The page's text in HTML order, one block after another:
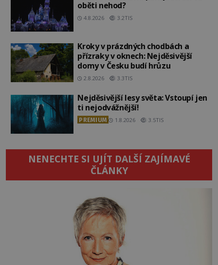
oběti nehod?
4.8.2026 3.2TIS
Kroky v prázdných chodbách a
přízraky v oknech: Nejděsivější
domy v Česku budí hrůzu
2.8.2026 3.3TIS
Nejděsivější lesy světa: Vstoupí jen
ti nejodvážnější!
PREMIUM 1.8.2026 3.5TIS
NENECHTE SI UJÍT DALŠÍ ZAJÍMAVÉ
ČLÁNKY